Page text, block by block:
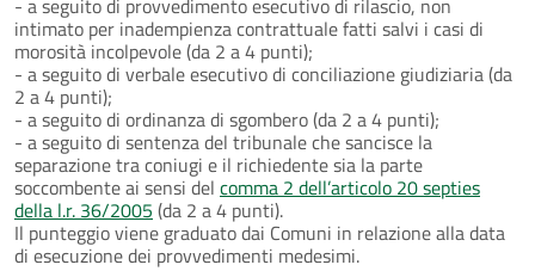
intimato per inadempienza contrattuale fatti salvi i casi di
morosità incolpevole (da 2 a 4 punti);
- a seguito di verbale esecutivo di conciliazione giudiziaria (da
2 a 4 punti);
- a seguito di ordinanza di sgombero (da 2 a 4 punti);
- a seguito di sentenza del tribunale che sancisce la
separazione tra coniugi e il richiedente sia la parte
soccombente ai sensi del comma 2 dell’articolo 20 septies
della l.r. 36/2005 (da 2 a 4 punti).
Il punteggio viene graduato dai Comuni in relazione alla data
di esecuzione dei provvedimenti medesimi.